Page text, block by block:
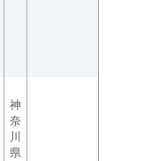
神
奈
川
県